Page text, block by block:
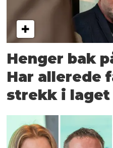
Henger bak
Har allerede
strekk i laget